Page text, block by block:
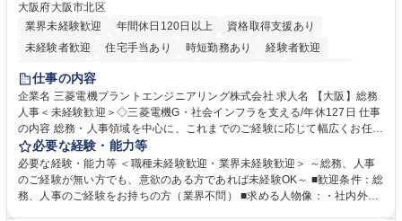
大阪府大阪市北区
業界未経験歓迎
年間休日120日以上
資格取得支援あり
未経験者歓迎
住宅手当あり 時短勤務あり
経験者歓迎
退職金あり
駅近5分以内
土日祝休み 服装自由 寮・社宅あり 食事補助あり
仕事の内容
企業名 三菱電機プラントエンジニアリング株式会社 求人名 【大阪】総務
人事＜未経験歓迎＞◇三菱電機G・社会インフラを支える/年休127日 仕事
の内容 総務・人事領域を中心に、これまでのご経験に応じて幅広くお任せ
します。 ＜具体的には＞ ・総務/人事労務（給与・社保・勤怠管理など）
・採用・教育研修 ・福利厚生運用 など ※基本的には事務所勤務ですが、
採用や教育等の業務内容により、関西圏以外への日帰り・宿泊を伴う国内
出張もございます。 ※担当業務を持ちつつ、お互いに助け合いながら、総
必要な経験・能力等
必要な経験・能力等 ＜職種未経験歓迎・業界未経験歓迎＞ ～総務、人事
のご経験が無い方でも、意欲のある方であれば未経験OK～ ■歓迎条件：総
務、人事のご経験をお持ちの方（業界不問） ■求める人物像：・社内外の